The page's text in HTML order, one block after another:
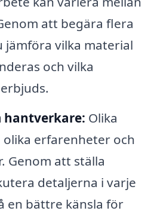
att begära flera
jämföra vilka material
och vilka
hantverkare: Olika
erfarenheter och
Genom att ställa
detaljerna i varje
en bättre känsla för